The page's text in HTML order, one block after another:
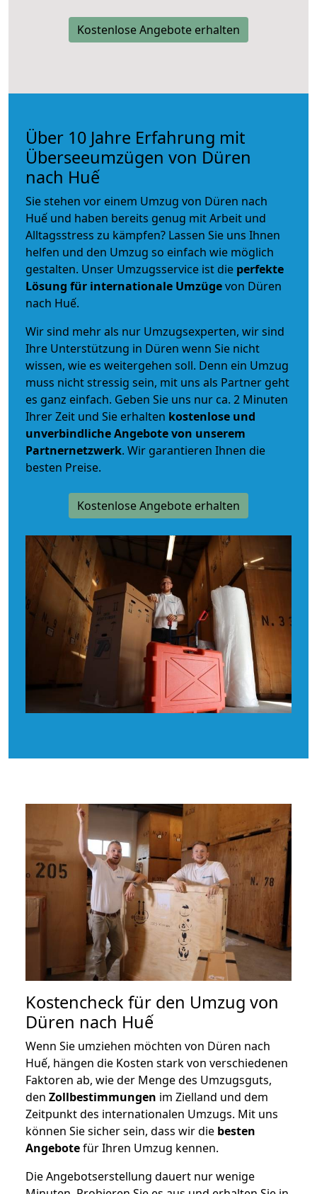
Kostenlose Angebote erhalten
Über 10 Jahre Erfahrung mit
Überseeumzügen von Düren
nach Huế
Sie stehen vor einem Umzug von Düren nach
Huế und haben bereits genug mit Arbeit und
Alltagsstress zu kämpfen? Lassen Sie uns Ihnen
helfen und den Umzug so einfach wie möglich
gestalten. Unser Umzugsservice ist die perfekte
Lösung für internationale Umzügevon Düren
nach Huế.
Wir sind mehr als nur Umzugsexperten, wir sind
Ihre Unterstützung in Düren wenn Sie nicht
wissen, wie es weitergehen soll. Denn ein Umzug
muss nicht stressig sein, mit uns als Partner geht
es ganz einfach. Geben Sie uns nur ca. 2 Minuten
Ihrer Zeit und Sie erhalten kostenlose und
unverbindlicheAngebote von unserem
Partnernetzwerk. Wir garantieren Ihnen die
besten Preise.
Kostenlose Angebote erhalten
Kostencheck für den Umzug von
Düren nach Huế
Wenn Sie umziehen möchten von Düren nach
Huế, hängen die Kosten stark von verschiedenen
Faktoren ab, wie der Menge des Umzugsguts,
den Zollbestimmungen im Zielland und dem
Zeitpunkt des internationalen Umzugs. Mit uns
können Sie sicher sein, dass wir die besten
Angebotefür Ihren Umzug kennen.
Die Angebotserstellung dauert nur wenige